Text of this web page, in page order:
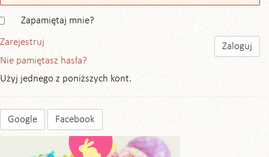
Zapamiętaj mnie?
Zarejestruj
Nie pamiętasz hasła?
Użyj jednego z poniższych kont.
Google Facebook